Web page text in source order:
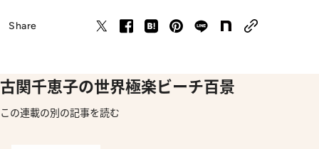
Share
古関千恵子の世界極楽ビーチ百景
この連載の別の記事を読む